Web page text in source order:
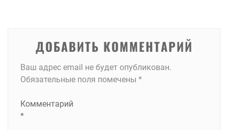
ДОБАВИТЬ КОММЕНТАРИЙ
Ваш адрес email не будет опубликован.
Обязательные поля помечены *
Комментарий
*